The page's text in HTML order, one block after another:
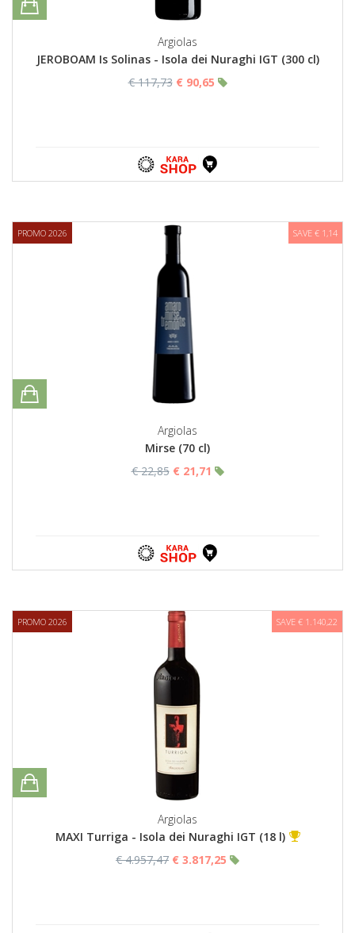
Argiolas
JEROBOAM Is Solinas - Isola dei Nuraghi IGT (300 cl)
€ 117,73 € 90,65
PROMO 2026 SAVE € 1,14
Argiolas
Mirse (70 cl)
€ 22,85 € 21,71
PROMO 2026 SAVE € 1.140,22
Argiolas
MAXI Turriga - Isola dei Nuraghi IGT (18 l)
€ 4.957,47 € 3.817,25